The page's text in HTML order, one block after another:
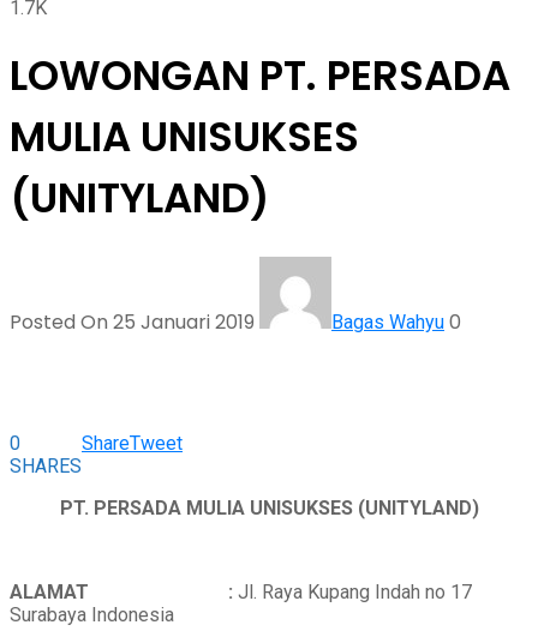
1.7K
LOWONGAN PT. PERSADA
MULIA UNISUKSES
(UNITYLAND)
Posted On 25 Januari 2019 Bagas Wahyu 0
0
SHARES
ShareTweet
PT. PERSADA MULIA UNISUKSES (UNITYLAND)
ALAMAT : Jl. Raya Kupang Indah no 17
Surabaya Indonesia